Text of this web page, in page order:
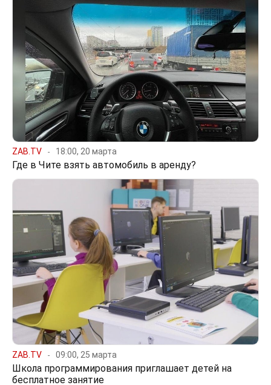
ZAB.TV 18:00, 20 марта
Где в Чите взять автомобиль в аренду?
ZAB.TV 09:00, 25 марта
Школа программирования приглашает детей на
бесплатное занятие